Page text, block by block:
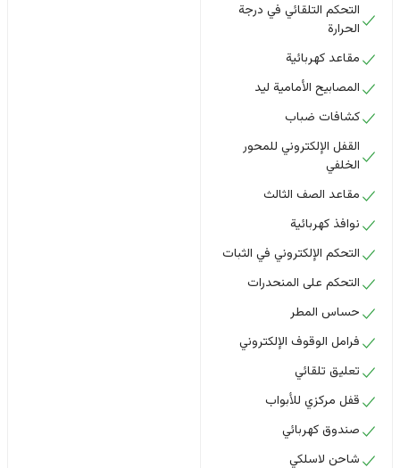
التحكم التلقائي في درجة
الحرارة
مقاعد كهربائية
المصابيح الأمامية ليد
كشافات ضباب
القفل الإلكتروني للمحور
الخلفي
مقاعد الصف الثالث
نوافذ كهربائية
التحكم الإلكتروني في الثبات
التحكم على المنحدرات
حساس المطر
فرامل الوقوف الإلكتروني
تعليق تلقائي
قفل مركزي للأبواب
صندوق كهربائي
شاحن لاسلكي